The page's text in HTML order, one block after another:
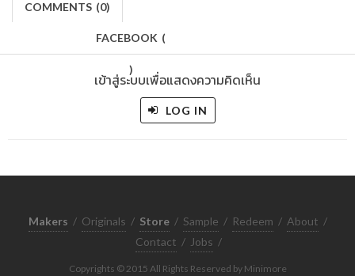
COMMENTS (0)
FACEBOOK (
)
เข้าสู่ระบบเพื่อแสดงความคิดเห็น
LOG IN
Makers / Originals / Store / Sample / Redeem / About /
Contact / Jobs /
Copyrights © 2015 All Rights Reserved by Minimore